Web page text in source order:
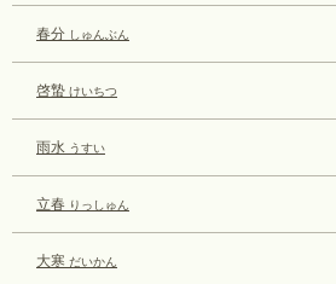
春分 しゅんぶん
啓蟄 けいちつ
雨水 うすい
立春 りっしゅん
大寒 だいかん